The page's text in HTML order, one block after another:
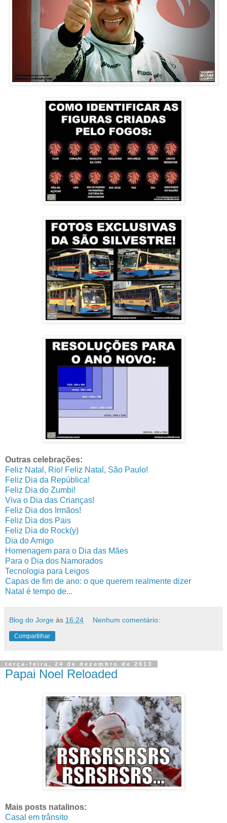
Outras celebrações:
Feliz Natal, Rio! Feliz Natal, São Paulo!
Feliz Dia da República!
Feliz Dia do Zumbi!
Viva o Dia das Crianças!
Feliz Dia dos Irmãos!
Feliz Dia dos Pais
Feliz Dia do Rock(y)
Dia do Amigo
Homenagem para o Dia das Mães
Para o Dia dos Namorados
Tecnologia para Leigos
Capas de fim de ano: o que querem realmente dizer
Natal é tempo de...
Blog do Jorge às 16:24 Nenhum comentário:
Compartilhar
terça-feira, 24 de dezembro de 2013
Papai Noel Reloaded
Mais posts natalinos:
Casal em trânsito